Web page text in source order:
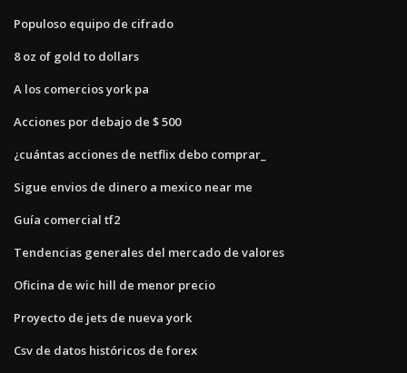
Populoso equipo de cifrado
8 oz of gold to dollars
A los comercios york pa
Acciones por debajo de $ 500
¿cuántas acciones de netflix debo comprar_
Sigue envios de dinero a mexico near me
Guía comercial tf2
Tendencias generales del mercado de valores
Oficina de wic hill de menor precio
Proyecto de jets de nueva york
Csv de datos históricos de forex